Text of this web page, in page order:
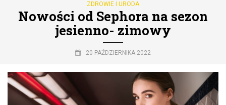
ZDROWIE I URODA
Nowości od Sephora na sezon
jesienno- zimowy
20 PAŹDZIERNIKA 2022